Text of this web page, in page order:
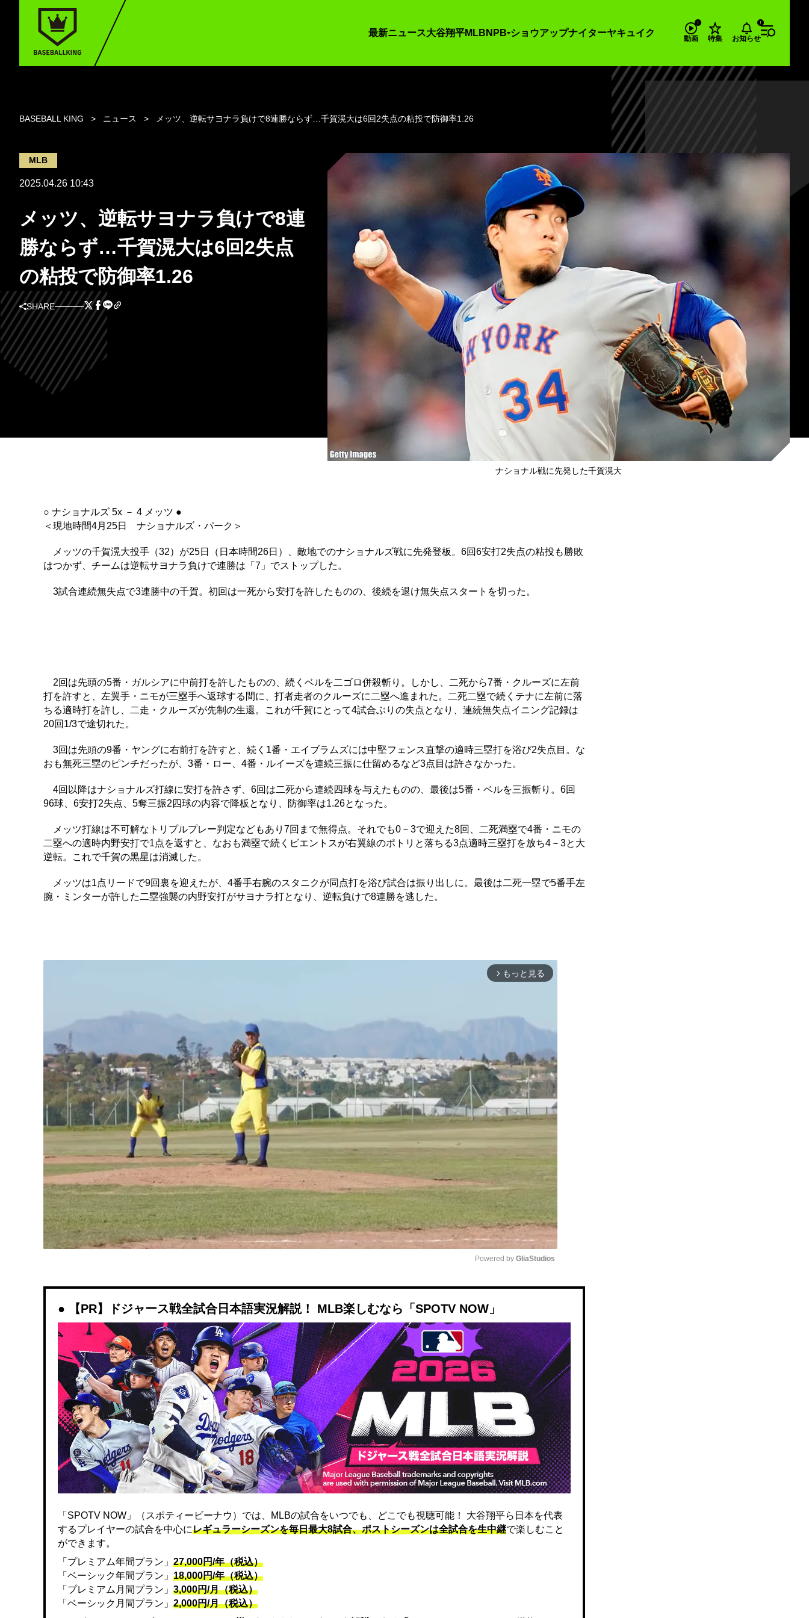
最新ニュース大谷翔平MLB NPB ショウアップナイターヤキュイク
動画 特集 お知らせ
BASEBALL KING ニュース メッツ、逆転サヨナラ負けで8連勝ならず…千賀滉大は6回2失点の粘投で防御率1.26
MLB
2025.04.26 10:43
メッツ、逆転サヨナラ負けで8連
勝ならず…千賀滉大は6回2失点
の粘投で防御率1.26
SHARE
ナショナル戦に先発した千賀滉大
○ ナショナルズ 5x － 4 メッツ ●
＜現地時間4月25日 ナショナルズ・パーク＞
メッツの千賀滉大投手（32）が25日（日本時間26日）、敵地でのナショナルズ戦に先発登板。6回6安打2失点の粘投も勝敗
はつかず、チームは逆転サヨナラ負けで連勝は「7」でストップした。
3試合連続無失点で3連勝中の千賀。初回は一死から安打を許したものの、後続を退け無失点スタートを切った。
2回は先頭の5番・ガルシアに中前打を許したものの、続くベルを二ゴロ併殺斬り。しかし、二死から7番・クルーズに左前
打を許すと、左翼手・ニモが三塁手へ返球する間に、打者走者のクルーズに二塁へ進まれた。二死二塁で続くテナに左前に落
ちる適時打を許し、二走・クルーズが先制の生還。これが千賀にとって4試合ぶりの失点となり、連続無失点イニング記録は
20回1/3で途切れた。
3回は先頭の9番・ヤングに右前打を許すと、続く1番・エイブラムズには中堅フェンス直撃の適時三塁打を浴び2失点目。な
おも無死三塁のピンチだったが、3番・ロー、4番・ルイーズを連続三振に仕留めるなど3点目は許さなかった。
4回以降はナショナルズ打線に安打を許さず、6回は二死から連続四球を与えたものの、最後は5番・ベルを三振斬り。6回
96球、6安打2失点、5奪三振2四球の内容で降板となり、防御率は1.26となった。
メッツ打線は不可解なトリプルプレー判定などもあり7回まで無得点。それでも0－3で迎えた8回、二死満塁で4番・ニモの
二塁への適時内野安打で1点を返すと、なおも満塁で続くビエントスが右翼線のポトリと落ちる3点適時三塁打を放ち4－3と大
逆転。これで千賀の黒星は消滅した。
メッツは1点リードで9回裏を迎えたが、4番手右腕のスタニクが同点打を浴び試合は振り出しに。最後は二死一塁で5番手左
腕・ミンターが許した二塁強襲の内野安打がサヨナラ打となり、逆転負けで8連勝を逃した。
arrow_forward_ios もっと見る
Powered by GliaStudios
【PR】ドジャース戦全試合日本語実況解説！ MLB楽しむなら「SPOTV NOW」
「SPOTV NOW」（スポティービーナウ）では、MLBの試合をいつでも、どこでも視聴可能！ 大谷翔平ら日本を代表
するプレイヤーの試合を中心にレギュラーシーズンを毎日最大8試合、ポストシーズンは全試合を生中継で楽しむこと
ができます。
「プレミアム年間プラン」 27,000円/年（税込）
「ベーシック年間プラン」 18,000円/年（税込）
「プレミアム月間プラン」 3,000円/月（税込）
「ベーシック月間プラン」 2,000円/月（税込）